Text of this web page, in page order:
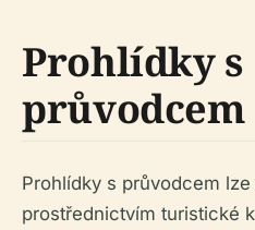
Prohlídky s
průvodcem
Prohlídky s průvodcem
prostřednictvím turistické